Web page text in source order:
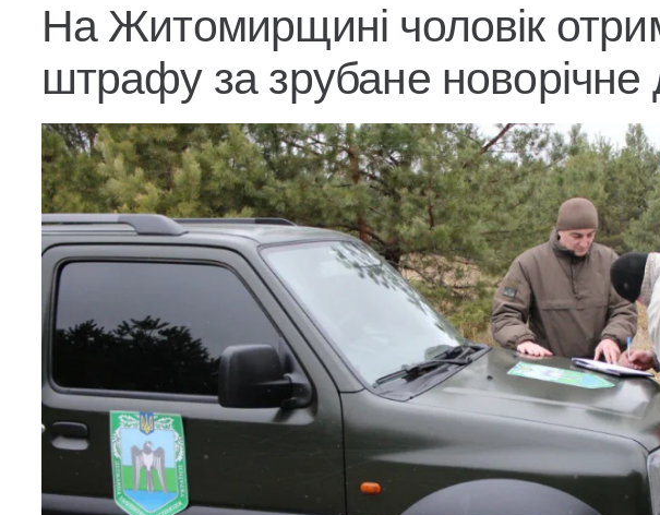
На Житомирщині чоловік
штрафу за зрубане новорічне